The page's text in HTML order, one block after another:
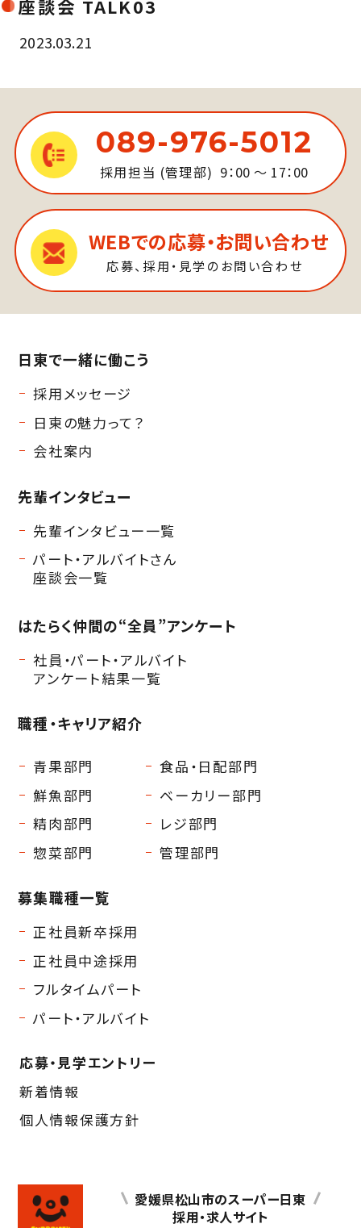
座談会 TALK03
2023.03.21
089-976-5012
採用担当 (管理部) 9：00 ～ 17：00
WEBでの応募・お問い合わせ
応募、採用・見学のお問い合わせ
愛媛県松山市のスーパー日東
採用・求人サイト
日東で一緒に働こう
採用メッセージ
日東の魅力って？
会社案内
先輩インタビュー
先輩インタビュー一覧
パート・アルバイトさん
座談会一覧
はたらく仲間の“全員”アンケート
社員・パート・アルバイト
アンケート結果一覧
職種・キャリア紹介
青果部門
鮮魚部門
精肉部門
惣菜部門
食品・日配部門
ベーカリー部門
レジ部門
管理部門
募集職種一覧
正社員新卒採用
正社員中途採用
フルタイムパート
パート・アルバイト
応募・見学エントリー
新着情報
個人情報保護方針